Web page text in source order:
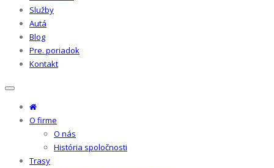
Služby
Autá
Blog
Pre. poriadok
Kontakt
O firme
O nás
História spoločnosti
Trasy